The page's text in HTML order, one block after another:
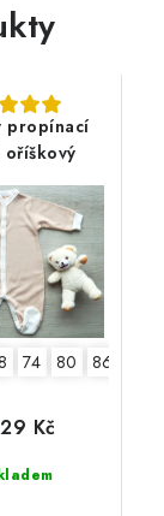
propínací
74 80 86
Kč